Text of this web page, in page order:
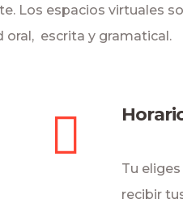
Los espacios virtuales
oral, escrita y gramatical.
Tu
recibir